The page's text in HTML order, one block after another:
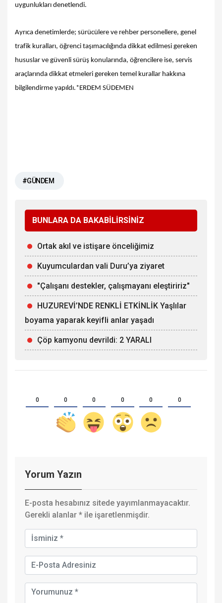
uygunlukları denetlendi.
Ayrıca denetimlerde; sürücülere ve rehber personellere, genel
trafik kuralları, öğrenci taşımacılığında dikkat edilmesi gereken
hususlar ve güvenli sürüş konularında, öğrencilere ise, servis
araçlarında dikkat etmeleri gereken temel kurallar hakkına
bilgilendirme yapıldı.*ERDEM SÜDEMEN
#GÜNDEM
BUNLARA DA BAKABİLİRSİNİZ
Ortak akıl ve istişare önceliğimiz
Kuyumculardan vali Duru’ya ziyaret
"Çalışanı destekler, çalışmayanı eleştiririz"
HUZUREVİ’NDE RENKLİ ETKİNLİK Yaşlılar
boyama yaparak keyifli anlar yaşadı
Çöp kamyonu devrildi: 2 YARALI
0 0 0 0 0 0
Yorum Yazın
E-posta hesabınız sitede yayımlanmayacaktır.
Gerekli alanlar * ile işaretlenmişdir.